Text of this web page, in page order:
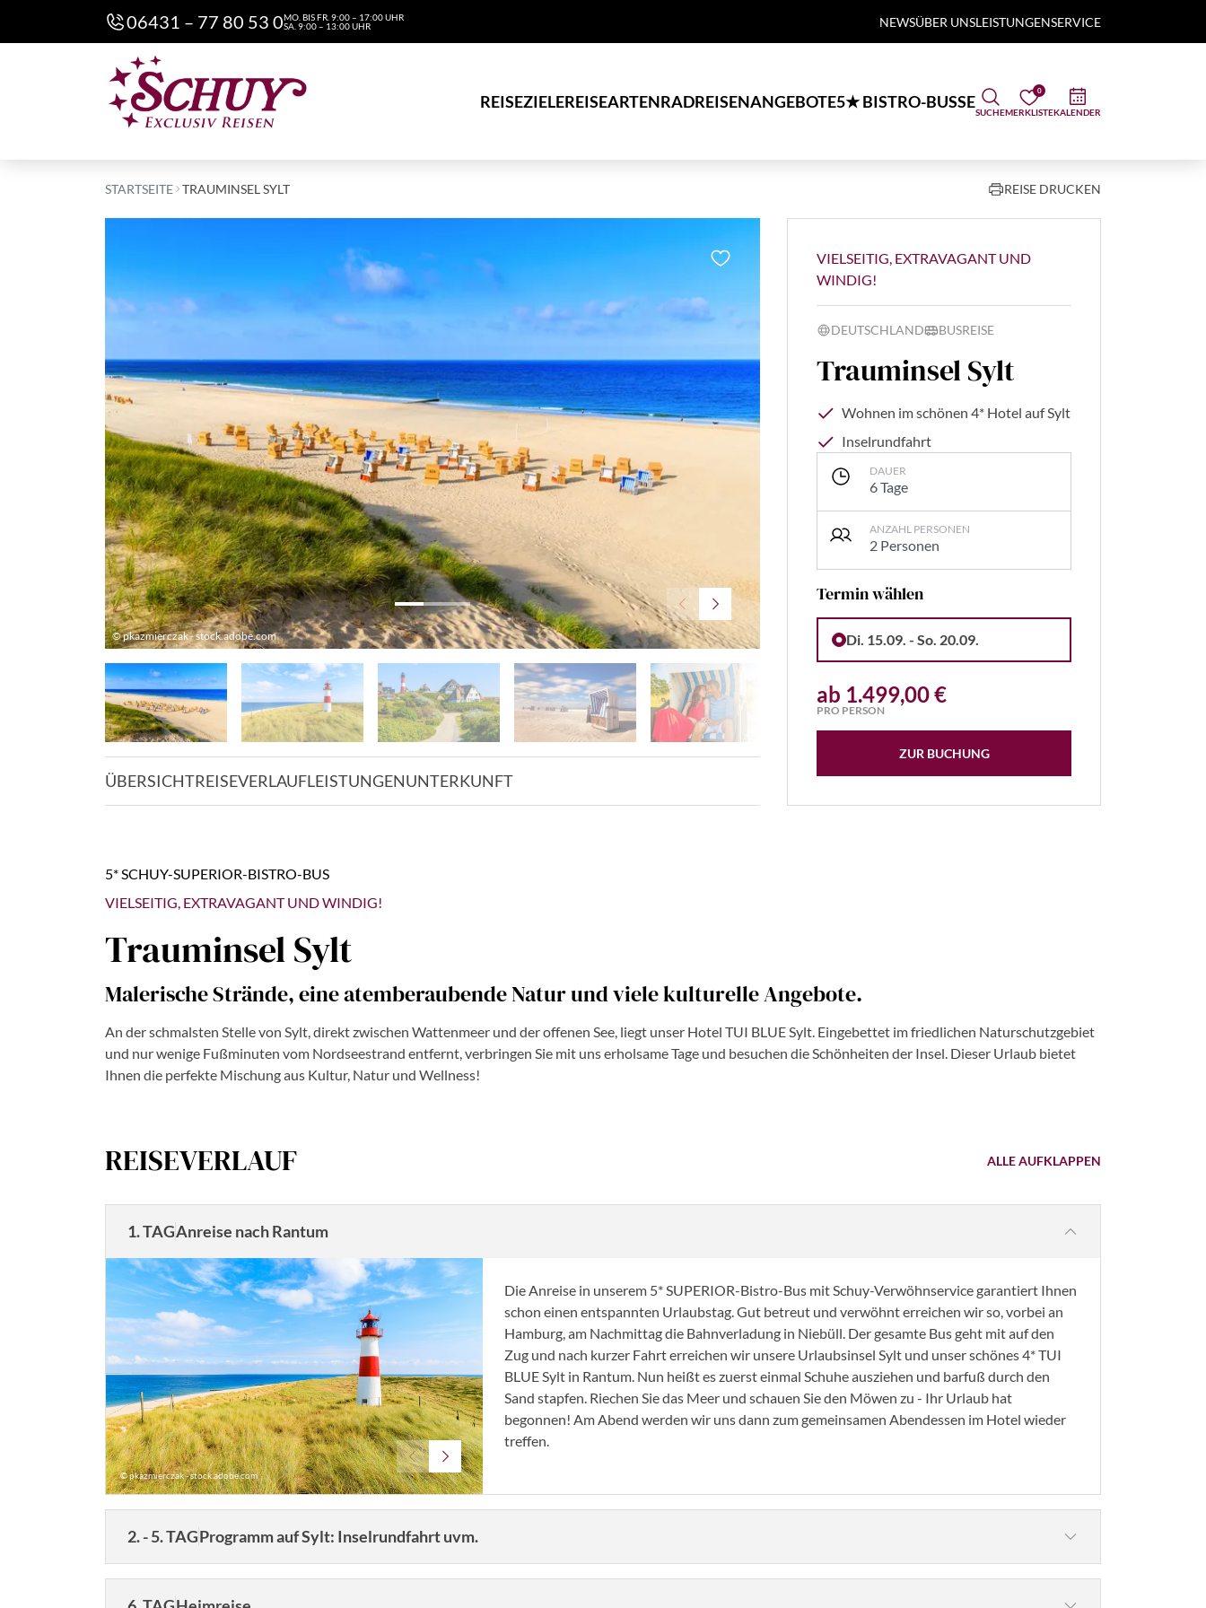
06431 – 77 80 53 0MO. BIS FR. 9:00 – 17:00 UHR
SA. 9:00 – 13:00 UHR
NEWSÜBER UNSLEISTUNGENSERVICE
REISEZIELEREISEARTENRADREISENANGEBOTE5★ BISTRO-BUSSE
SUCHE
0
MERKLISTEKALENDER
STARTSEITE TRAUMINSEL SYLT REISE DRUCKEN
© pkazmierczak - stock.adobe.com © pkazmierczak - stock.adobe.com
ÜBERSICHTREISEVERLAUFLEISTUNGENUNTERKUNFT
VIELSEITIG, EXTRAVAGANT UND
WINDIG!
DEUTSCHLAND BUSREISE
Trauminsel Sylt
Wohnen im schönen 4* Hotel auf Sylt
Inselrundfahrt
DAUER
6 Tage
ANZAHL PERSONEN
2 Personen
Termin wählen
Di. 15.09. - So. 20.09.
ab 1.499,00 €
PRO PERSON
ZUR BUCHUNG
5* SCHUY-SUPERIOR-BISTRO-BUS
VIELSEITIG, EXTRAVAGANT UND WINDIG!
Trauminsel Sylt
Malerische Strände, eine atemberaubende Natur und viele kulturelle Angebote.
An der schmalsten Stelle von Sylt, direkt zwischen Wattenmeer und der offenen See, liegt unser Hotel TUI BLUE Sylt. Eingebettet im friedlichen Naturschutzgebiet
und nur wenige Fußminuten vom Nordseestrand entfernt, verbringen Sie mit uns erholsame Tage und besuchen die Schönheiten der Insel. Dieser Urlaub bietet
Ihnen die perfekte Mischung aus Kultur, Natur und Wellness!
REISEVERLAUF ALLE AUFKLAPPEN
1. TAGAnreise nach Rantum
© pkazmierczak - stock.adobe.com
Die Anreise in unserem 5* SUPERIOR-Bistro-Bus mit Schuy-Verwöhnservice garantiert Ihnen
schon einen entspannten Urlaubstag. Gut betreut und verwöhnt erreichen wir so, vorbei an
Hamburg, am Nachmittag die Bahnverladung in Niebüll. Der gesamte Bus geht mit auf den
Zug und nach kurzer Fahrt erreichen wir unsere Urlaubsinsel Sylt und unser schönes 4* TUI
BLUE Sylt in Rantum. Nun heißt es zuerst einmal Schuhe ausziehen und barfuß durch den
Sand stapfen. Riechen Sie das Meer und schauen Sie den Möwen zu - Ihr Urlaub hat
begonnen! Am Abend werden wir uns dann zum gemeinsamen Abendessen im Hotel wieder
treffen.
2. - 5. TAGProgramm auf Sylt: Inselrundfahrt uvm.